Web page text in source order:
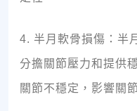
4. 半月軟骨損傷：半
分擔關節壓力和提供
關節不穩定，影響關